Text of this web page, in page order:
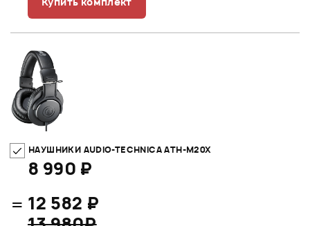
НАУШНИКИ AUDIO-TECHNICA ATH-M20X
8 990 ₽
= 12 582 ₽